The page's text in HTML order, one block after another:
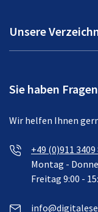
Unsere
Sie haben
Wir helfen Ihnen
+49 (0)911 3409
Montag -
Freitag 9:00 -